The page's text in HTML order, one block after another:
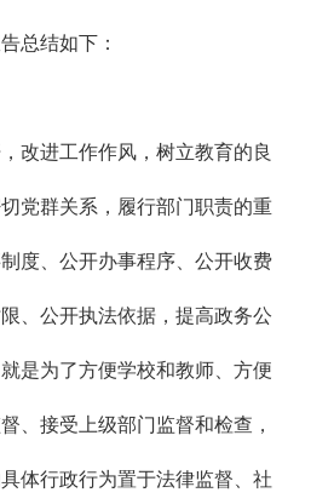
总结如下：
进工作作风，树立教育的良
党群关系，履行部门职责的重
度、公开办事程序、公开收费
、公开执法依据，提高政务公
是为了方便学校和教师、方便
、接受上级部门监督和检查，
体行政行为置于法律监督、社